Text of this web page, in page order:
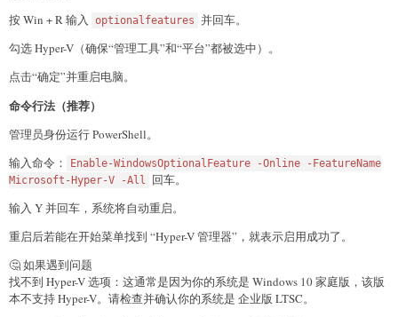
按 Win + R 输入 optionalfeatures 并回车。
勾选 Hyper-V（确保“管理工具”和“平台”都被选中）。
点击“确定”并重启电脑。
命令行法（推荐）
管理员身份运行 PowerShell。
输入命令：
Enable-WindowsOptionalFeature -Online -FeatureName
Microsoft-Hyper-V -All
回车。
输入 Y 并回车，系统将自动重启。
重启后若能在开始菜单找到 “Hyper-V 管理器”，就表示启用成功了。
🤔 如果遇到问题
找不到 Hyper-V 选项：这通常是因为你的系统是 Windows 10 家庭版，该版
本不支持 Hyper-V。请检查并确认你的系统是 企业版 LTSC。